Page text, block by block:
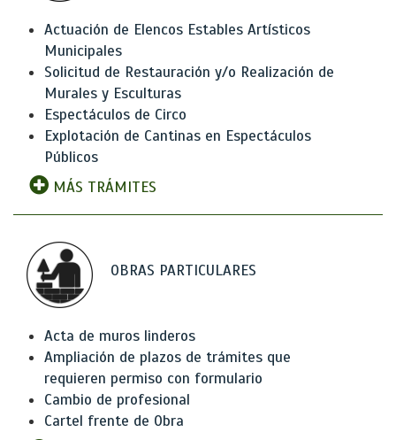
Actuación de Elencos Estables Artísticos
Municipales
Solicitud de Restauración y/o Realización de
Murales y Esculturas
Espectáculos de Circo
Explotación de Cantinas en Espectáculos
Públicos
MÁS TRÁMITES
OBRAS PARTICULARES
Acta de muros linderos
Ampliación de plazos de trámites que
requieren permiso con formulario
Cambio de profesional
Cartel frente de Obra